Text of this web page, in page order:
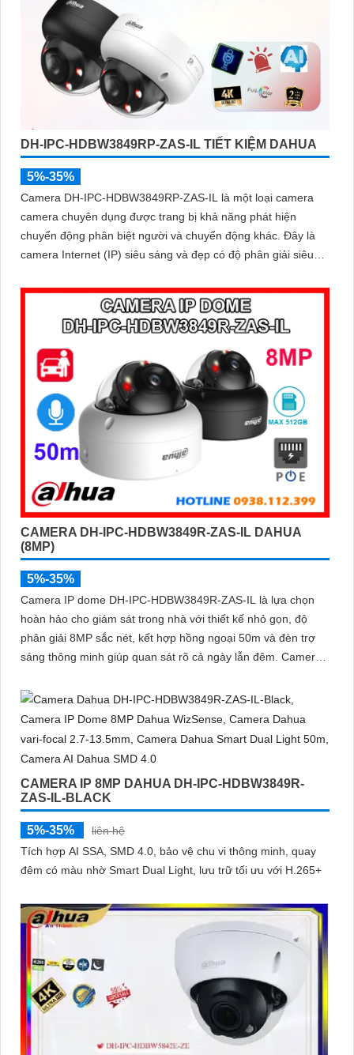
DH-IPC-HDBW3849RP-ZAS-IL TIẾT KIỆM DAHUA
5%-35%
Camera DH-IPC-HDBW3849RP-ZAS-IL là một loại camera
camera chuyên dụng được trang bị khả năng phát hiện
chuyển động phân biệt người và chuyển động khác. Đây là
camera Internet (IP) siêu sáng và đẹp có độ phân giải siêu
CAMERA DH-IPC-HDBW3849R-ZAS-IL DAHUA
(8MP)
5%-35%
Camera IP dome DH-IPC-HDBW3849R-ZAS-IL là lựa chọn
hoàn hảo cho giám sát trong nhà với thiết kế nhỏ gọn, độ
phân giải 8MP sắc nét, kết hợp hồng ngoại 50m và đèn trợ
sáng thông minh giúp quan sát rõ cả ngày lẫn đêm. Camera
công nghệ phân biệt người và phương tiện, nâng cao độ
chính xác trong cảnh báo, hỗ trợ POE tiện lợi
CAMERA IP 8MP DAHUA DH-IPC-HDBW3849R-
ZAS-IL-BLACK
5%-35%
liên hệ
Tích hợp AI SSA, SMD 4.0, bảo vệ chu vi thông minh, quay
đêm có màu nhờ Smart Dual Light, lưu trữ tối ưu với H.265+